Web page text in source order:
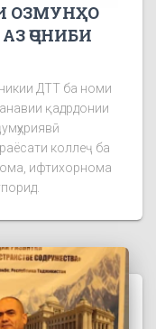
ОЗМУНҲО
ҶОНИБИ
ДТТ ба номи
қадрдонии
коллеҷ ба
ифтихорнома